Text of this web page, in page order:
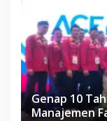
Genap 10
Manajemen